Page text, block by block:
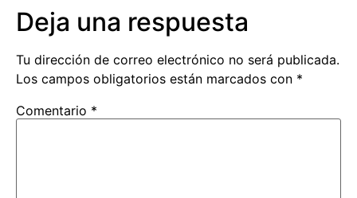
Deja una respuesta
Tu dirección de correo electrónico no será publicada.
Los campos obligatorios están marcados con *
Comentario *